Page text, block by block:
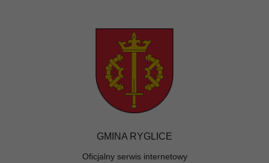
GMINA RYGLICE
Oficjalny serwis internetowy